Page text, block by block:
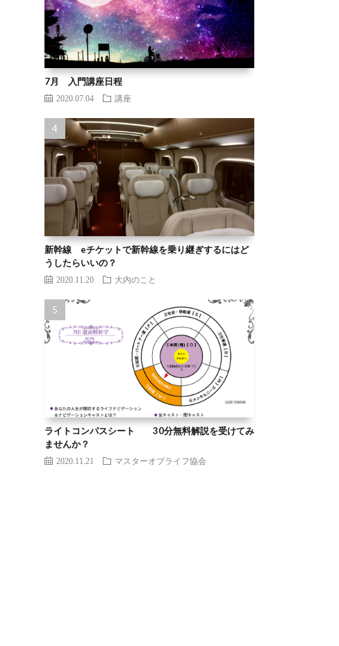
7月 入門講座日程
2020.07.04 講座
新幹線 eチケットで新幹線を乗り継ぎするにはど
うしたらいいの？
2020.11.20 大内のこと
ライトコンパスシート 30分無料解説を受けてみ
ませんか？
2020.11.21 マスターオブライフ協会